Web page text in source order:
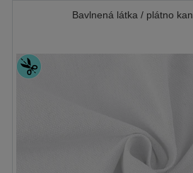
Bavlnená látka / plátno